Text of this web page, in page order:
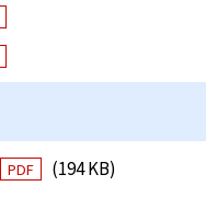
PDF
(194 KB)